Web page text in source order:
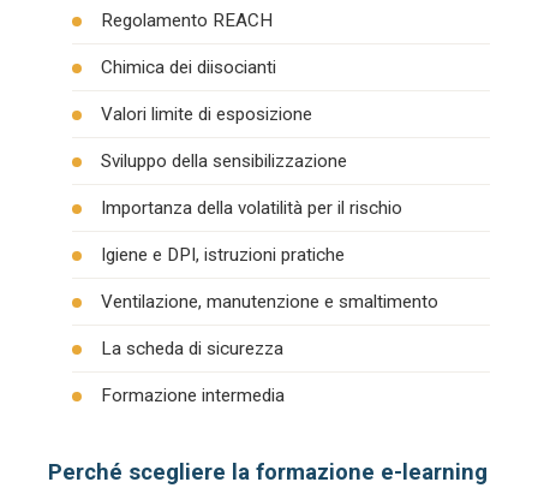
Regolamento REACH
Chimica dei diisocianti
Valori limite di esposizione
Sviluppo della sensibilizzazione
Importanza della volatilità per il rischio
Igiene e DPI, istruzioni pratiche
Ventilazione, manutenzione e smaltimento
La scheda di sicurezza
Formazione intermedia
Perché scegliere la formazione e-learning